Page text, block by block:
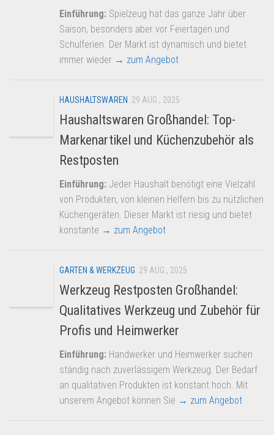
Einführung: Spielzeug hat das ganze Jahr über
Saison, besonders aber vor Feiertagen und
Schulferien. Der Markt ist dynamisch und bietet
immer wieder → zum Angebot
HAUSHALTSWAREN 29 AUG., 2025
Haushaltswaren Großhandel: Top-
Markenartikel und Küchenzubehör als
Restposten
Einführung: Jeder Haushalt benötigt eine Vielzahl
von Produkten, von kleinen Helfern bis zu nützlichen
Küchengeräten. Dieser Markt ist riesig und bietet
konstante → zum Angebot
GARTEN & WERKZEUG 29 AUG., 2025
Werkzeug Restposten Großhandel:
Qualitatives Werkzeug und Zubehör für
Profis und Heimwerker
Einführung: Handwerker und Heimwerker suchen
ständig nach zuverlässigem Werkzeug. Der Bedarf
an qualitativen Produkten ist konstant hoch. Mit
unserem Angebot können Sie → zum Angebot